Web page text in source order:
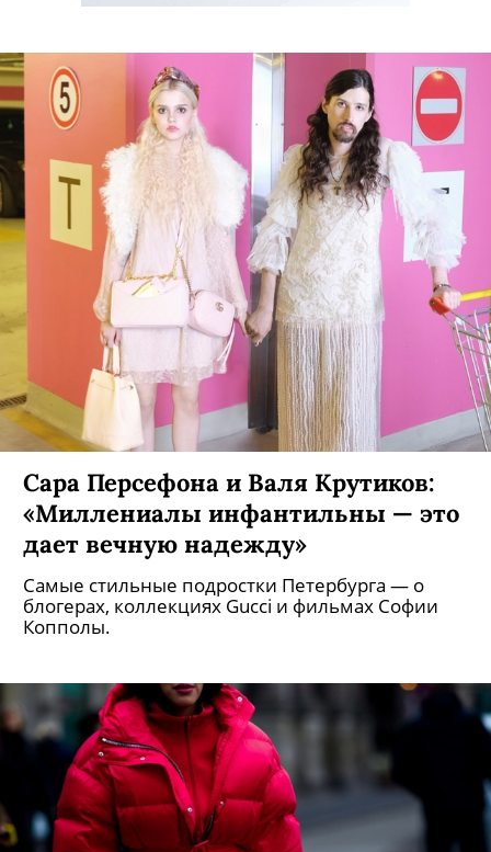
Сара Персефона и Валя Крутиков:
«Миллениалы инфантильны — это
дает вечную надежду»
Самые стильные подростки Петербурга — о
блогерах, коллекциях Gucci и фильмах Софии
Копполы.